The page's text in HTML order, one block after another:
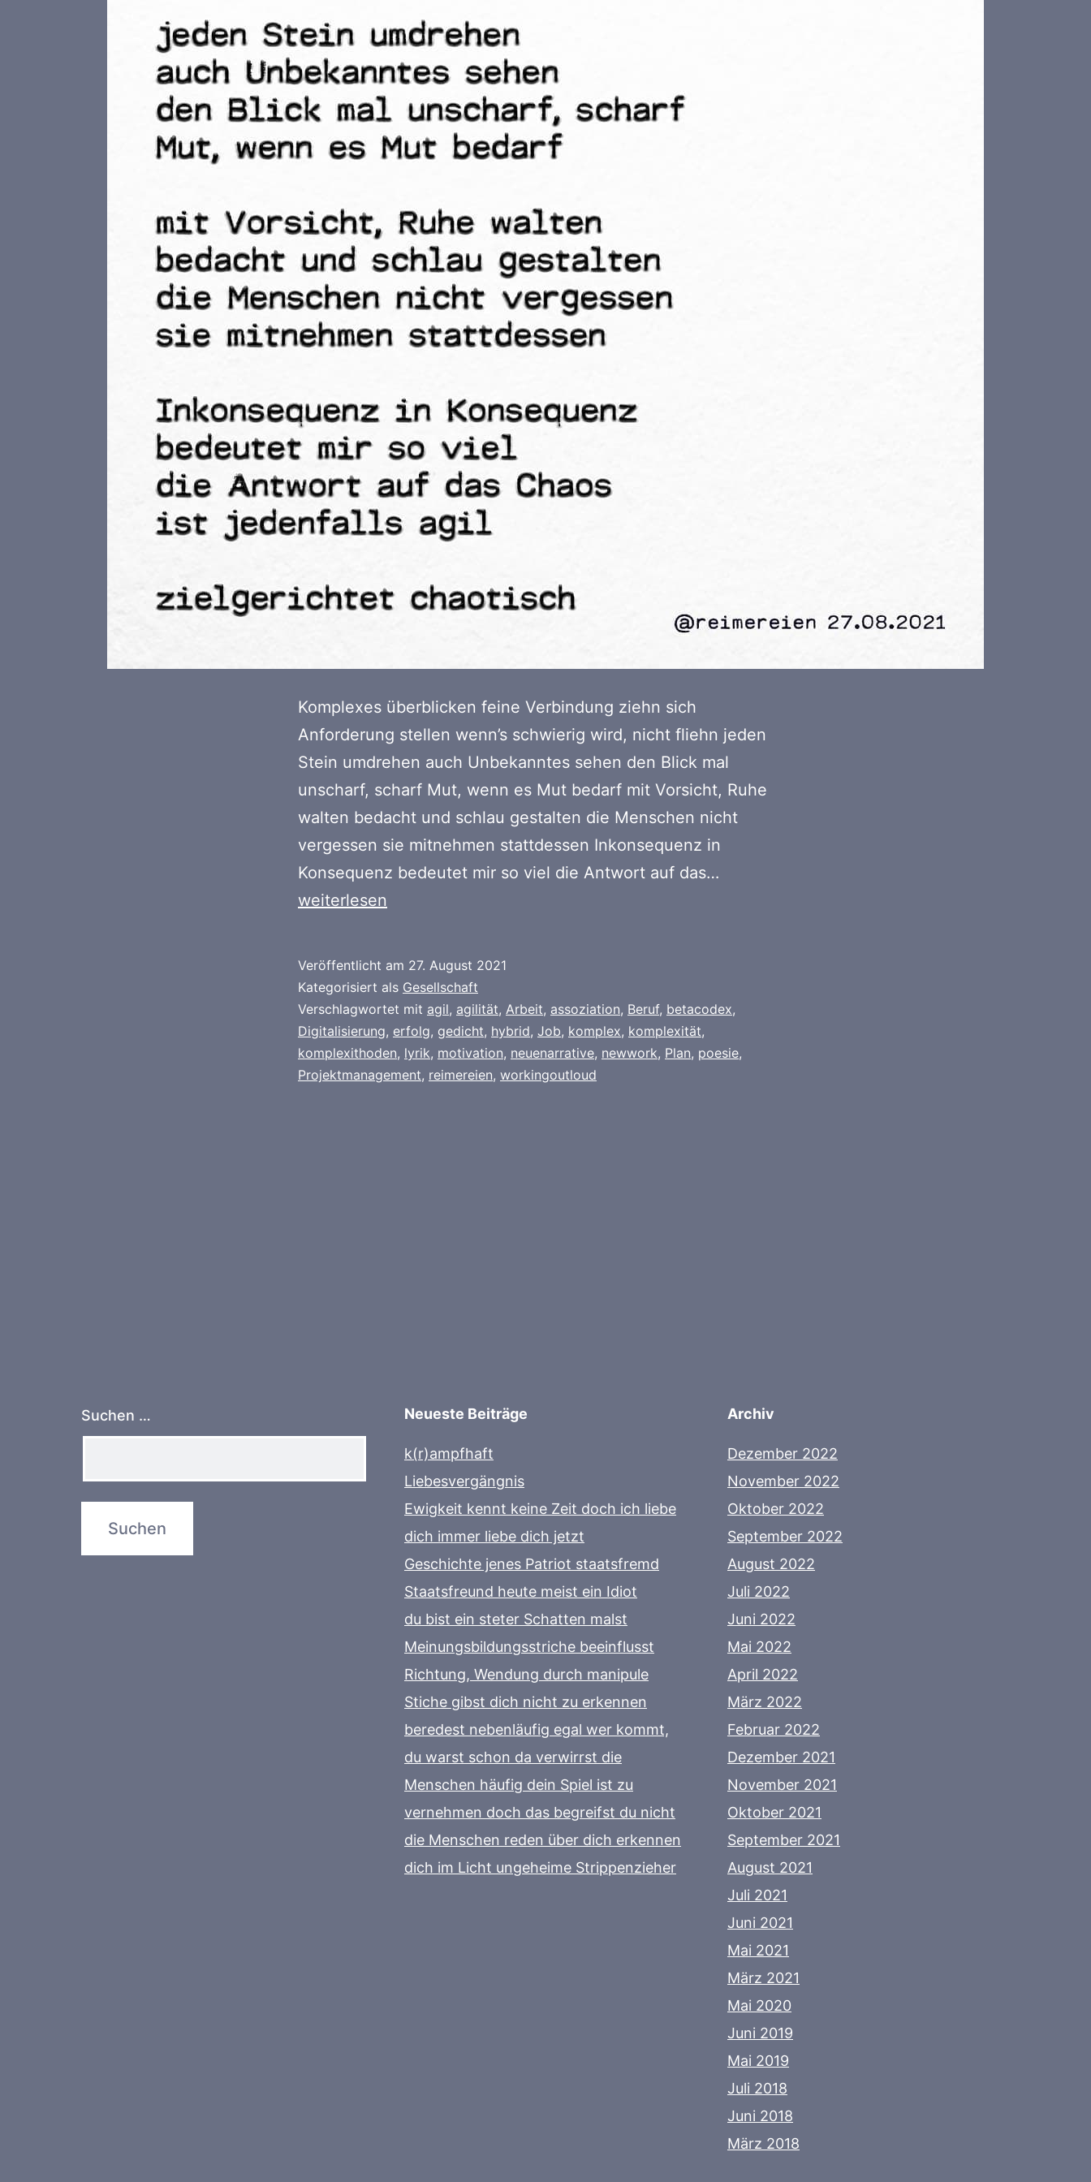
Komplexes überblicken feine Verbindung ziehn sich
Anforderung stellen wenn’s schwierig wird, nicht fliehn jeden
Stein umdrehen auch Unbekanntes sehen den Blick mal
unscharf, scharf Mut, wenn es Mut bedarf mit Vorsicht, Ruhe
walten bedacht und schlau gestalten die Menschen nicht
vergessen sie mitnehmen stattdessen Inkonsequenz in
Konsequenz bedeutet mir so viel die Antwort auf das…
weiterlesen
Veröffentlicht am 27. August 2021
Kategorisiert als Gesellschaft
Verschlagwortet mit agil, agilität, Arbeit, assoziation, Beruf, betacodex,
Digitalisierung, erfolg, gedicht, hybrid, Job, komplex, komplexität,
komplexithoden, lyrik, motivation, neuenarrative, newwork, Plan, poesie,
Projektmanagement, reimereien, workingoutloud
Suchen … Neueste Beiträge
k(r)ampfhaft
Liebesvergängnis
Ewigkeit kennt keine Zeit doch ich liebe
dich immer liebe dich jetzt
Geschichte jenes Patriot staatsfremd
Staatsfreund heute meist ein Idiot
du bist ein steter Schatten malst
Meinungsbildungsstriche beeinflusst
Richtung, Wendung durch manipule
Stiche gibst dich nicht zu erkennen
beredest nebenläufig egal wer kommt,
du warst schon da verwirrst die
Menschen häufig dein Spiel ist zu
vernehmen doch das begreifst du nicht
die Menschen reden über dich erkennen
dich im Licht ungeheime Strippenzieher
Archiv
Dezember 2022
November 2022
Oktober 2022
September 2022
August 2022
Juli 2022
Juni 2022
Mai 2022
April 2022
März 2022
Februar 2022
Dezember 2021
November 2021
Oktober 2021
September 2021
August 2021
Juli 2021
Juni 2021
Mai 2021
März 2021
Mai 2020
Juni 2019
Mai 2019
Juli 2018
Juni 2018
März 2018